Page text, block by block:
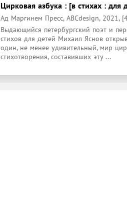
Цирковая азбука : [в стихах : для
Ад Маргинем Пресс, ABCdesign, 2021,
Выдающийся петербургский поэт и
стихов для детей Михаил Яснов
один, не менее удивительный, мир
стихотворения, составивших эту ...